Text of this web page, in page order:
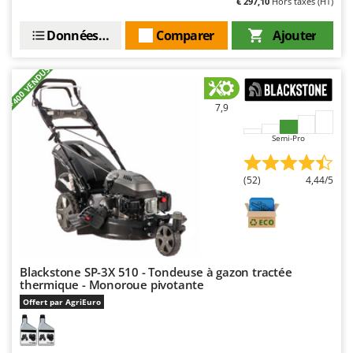
Pétrins à Spirale
Planteuses de pommes de terre pour tracteur
Plateaux de coupe pour tracteur
Plumeuses
Pompes d'irrigation à tracteur
Pompes de transfert
Pompes immergées électriques
Postes à souder
Poussoirs à saucisse
Presses à pellets
Pressoirs à fruits
Pressoirs à Raisin
Gardena
Garofalo
GeoTech
GeoTech Pro
Gierre
Ginko - MGM
Gipeco
GRAEF
Gre
GreenBay
Greenworks
Ajouter
Comparer
Données techniques
+400 VENDUS 7,9
Semi-Pro
(52) 4,44/5
Blackstone SP-3X 510 - Tondeuse à gazon tractée
thermique - Monoroue pivotante
Offert par AgriEuro